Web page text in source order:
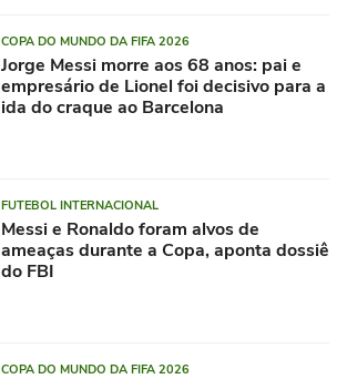
COPA DO MUNDO DA FIFA 2026
Jorge Messi morre aos 68 anos: pai e
empresário de Lionel foi decisivo para a
ida do craque ao Barcelona
FUTEBOL INTERNACIONAL
Messi e Ronaldo foram alvos de
ameaças durante a Copa, aponta dossiê
do FBI
COPA DO MUNDO DA FIFA 2026